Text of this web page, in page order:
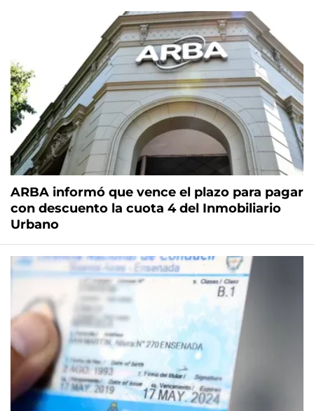
ARBA informó que vence el plazo para pagar
con descuento la cuota 4 del Inmobiliario
Urbano